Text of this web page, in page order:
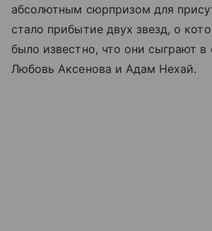
абсолютным сюрпризом для
стало прибытие двух звезд, о
было известно, что они сыграют в
Любовь Аксенова и Адам Нехай.